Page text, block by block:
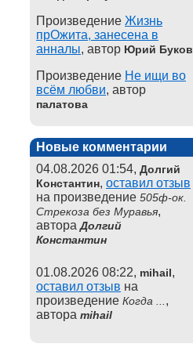
Произведение Жизнь
прОжита, занесена в
анналы, автор Юрий Буков
Произведение Не ищи во
всём любви, автор
палатова
Новые комментарии
04.08.2026 01:54, Долгий
Константин, оставил отзыв
на произведение 505ф-ок.
Стрекоза без Муравья,
автораДолгий
Константин
01.08.2026 08:22, mihail,
оставил отзыв на
произведение Когда ... ,
автора mihail